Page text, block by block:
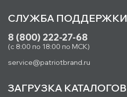
СЛУЖБА ПОДДЕРЖКИ
8 (800) 222-27-68
(с 8:00 по 18:00 по МСК)
service@patriotbrand.ru
ЗАГРУЗКА КАТАЛОГОВ